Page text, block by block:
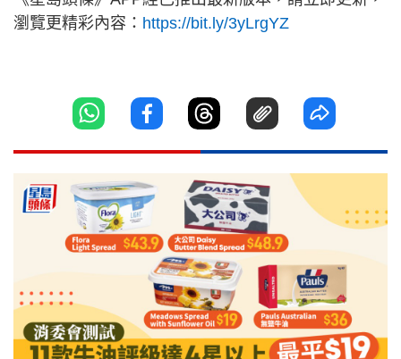
瀏覽更精彩內容： https://bit.ly/3yLrgYZ